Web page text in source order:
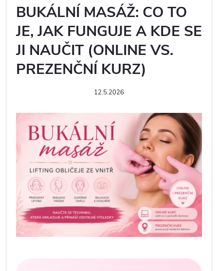
BUKÁLNÍ MASÁŽ: CO TO
JE, JAK FUNGUJE A KDE SE
JI NAUČIT (ONLINE VS.
PREZENČNÍ KURZ)
12.5.2026